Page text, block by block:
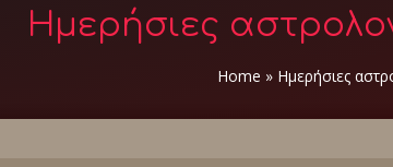
Ημερήσιες
Home » Ημερήσιες